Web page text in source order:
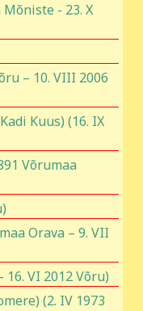
Mõniste - 23. X
– 10. VIII 2006
Kuus) (16. IX
Võrumaa
Orava – 9. VII
16. VI 2012 Võru)
(2. IV 1973